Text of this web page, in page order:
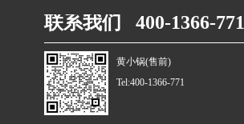
联系我们 400-1366-771
黄小锅(售前)
Tel:400-1366-771